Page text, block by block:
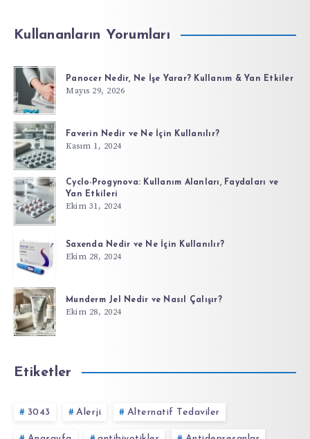
Kullananların Yorumları
Panocer Nedir, Ne İşe Yarar? Kullanım & Yan Etkiler
Mayıs 29, 2026
Faverin Nedir ve Ne İçin Kullanılır?
Kasım 1, 2024
Cyclo-Progynova: Kullanım Alanları, Faydaları ve
Yan Etkileri
Ekim 31, 2024
Saxenda Nedir ve Ne İçin Kullanılır?
Ekim 28, 2024
Munderm Jel Nedir ve Nasıl Çalışır?
Ekim 28, 2024
Etiketler
3043 Alerji Alternatif Tedaviler